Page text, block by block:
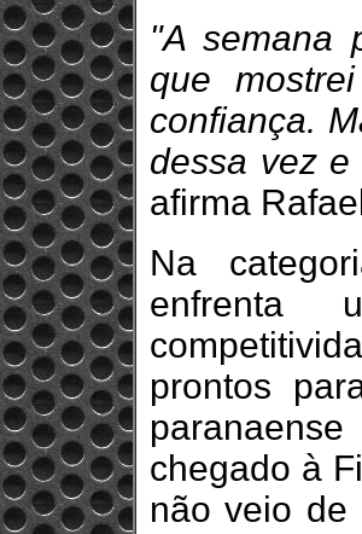
"A semana
que
confiança.
dessa vez
afirma
Na
enfrenta
prontos
chegado à
não veio de